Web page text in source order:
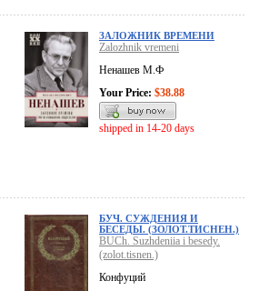
ЗАЛОЖНИК ВРЕМЕНИ
Zalozhnik vremeni
Ненашев М.Ф
Your Price: $38.88
shipped in 14-20 days
БУЧ. СУЖДЕНИЯ И
БЕСЕДЫ. (ЗОЛОТ.ТИСНЕН.)
BUCh. Suzhdeniia i besedy.
(zolot.tisnen.)
Конфуций